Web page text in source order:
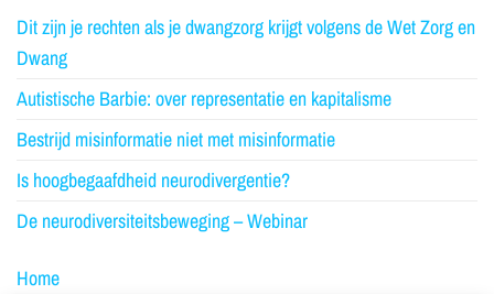
Dit zijn je rechten als je dwangzorg krijgt volgens de Wet Zorg en
Dwang
Autistische Barbie: over representatie en kapitalisme
Bestrijd misinformatie niet met misinformatie
Is hoogbegaafdheid neurodivergentie?
De neurodiversiteitsbeweging – Webinar
Home